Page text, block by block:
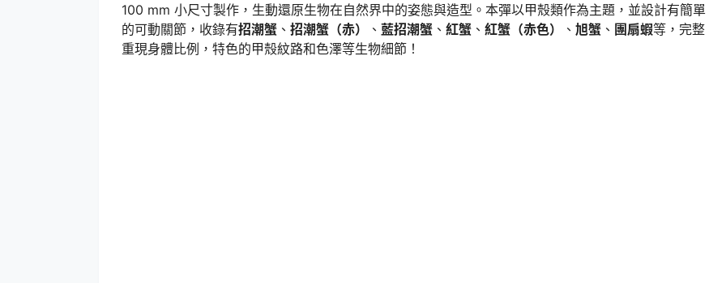
100 mm 小尺寸製作，生動還原生物在自然界中的姿態與造型。本彈以甲殼類作為主題，並設計有簡單
的可動關節，收錄有招潮蟹 、 招潮蟹（赤） 、 藍招潮蟹 、 紅蟹 、 紅蟹（赤色） 、 旭蟹 、 團扇蝦等，完整
重現身體比例，特色的甲殼紋路和色澤等生物細節！